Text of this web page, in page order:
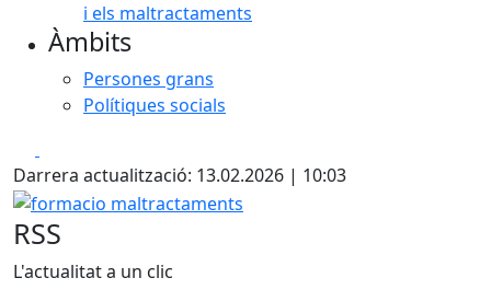
i els maltractaments
Àmbits
Persones grans
Polítiques socials
Darrera actualització: 13.02.2026 | 10:03
formacio maltractaments
RSS
L'actualitat a un clic